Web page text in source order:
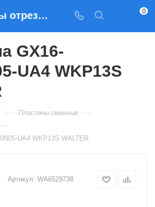
Пластины отрезные Пластина GX16-4E600N05-UA4 WKP13S WALTER — купить по выгодным ценам в Москве 0
GX16-
UA4 WKP13S
— Пластины сменные —
—
UA4 WKP13S WALTER
Артикул: WA6529738